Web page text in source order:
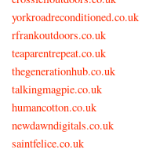
yorkroadreconditioned.co.uk
rfrankoutdoors.co.uk
teaparentrepeat.co.uk
thegenerationhub.co.uk
talkingmagpie.co.uk
humancotton.co.uk
newdawndigitals.co.uk
saintfelice.co.uk